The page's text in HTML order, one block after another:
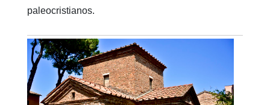
paleocristianos.